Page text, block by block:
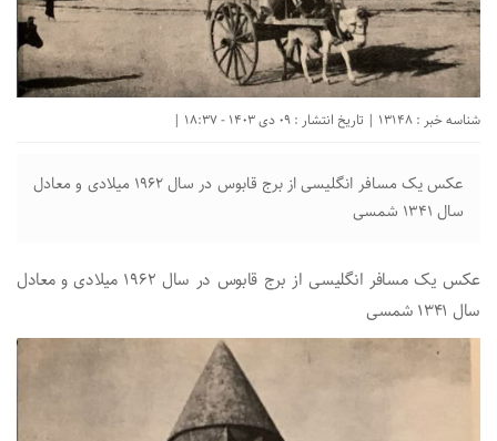
شناسه خبر : 13148 | تاریخ انتشار : 09 دی 1403 - 18:37 |
عکس یک مسافر انگلیسی از برج قابوس در سال ۱۹۶۲ میلادی و معادل
سال ۱۳۴۱ شمسی
عکس یک مسافر انگلیسی از برج قابوس در سال ۱۹۶۲ میلادی و معادل
سال ۱۳۴۱ شمسی